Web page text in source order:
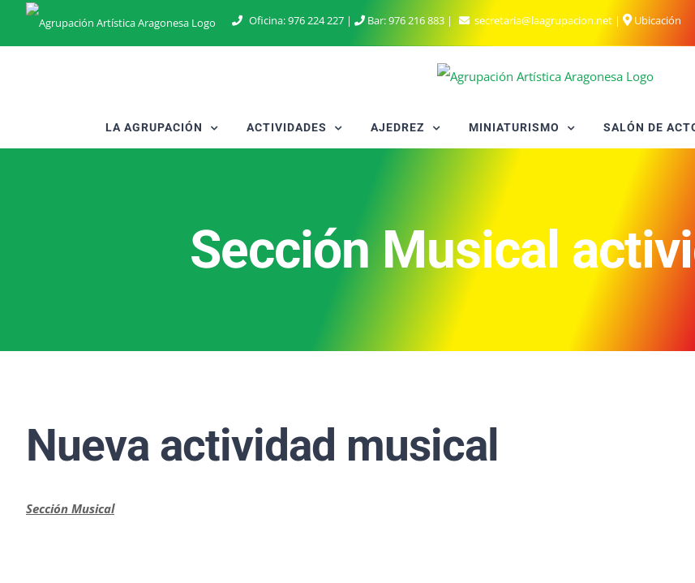
Saltar
Oficina:976 224 227 | Bar:976 216 883 | secretaria@laagrupacion.net| Ubicación
LA AGRUPACIÓN ACTIVIDADES AJEDREZ MINIATURISMO SALÓN DE
Sección Musical
Nueva actividad musical
Sección Musical